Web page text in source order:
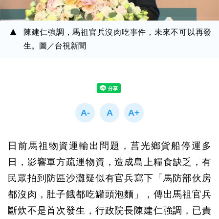
陳建仁強調，馬祖官兵沒肉吃事件，未來不可以再發
生。圖／台視新聞
日前馬祖物資運輸出問題，莒光鄉貨船停運多
日，影響軍方疏運物資，造成島上糧食缺乏，有
民眾拍到防區沙灘疑似有官兵寫下「馬防部伙房
都沒肉，肚子餓都吃罐頭泡麵」，傳出馬祖官兵
斷炊不是首次發生，行政院長陳建仁強調，已責